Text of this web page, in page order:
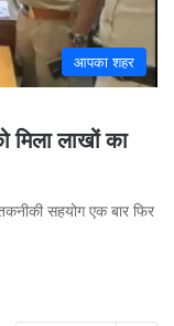
आपका शहर
मिला लाखों का
सहयोग एक बार फिर